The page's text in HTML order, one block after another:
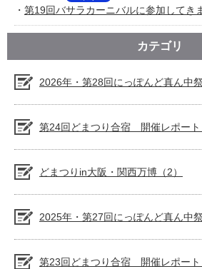
・ 第19回バサラカーニバルに参加してき
カテゴリ
2026年・第28回にっぽんど真ん中祭
第24回どまつり合宿 開催レポート
どまつりin大阪・関西万博（2）
2025年・第27回にっぽんど真ん中祭
第23回どまつり合宿 開催レポート